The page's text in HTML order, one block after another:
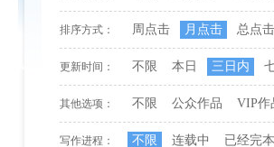
排序方式： 周点击 月点击 总点击
更新时间： 不限 本日 三日内
其他选项： 不限 公众作品 VIP作
写作进程： 不限 连载中 已经完本